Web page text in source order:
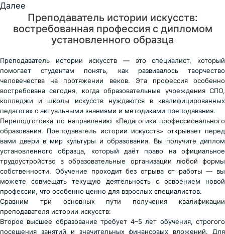
Далее
Преподаватель истории искусств:
востребованная профессия с дипломом
установленного образца
Преподаватель истории искусств — это специалист, который
помогает студентам понять, как развивалось творчество
человечества на протяжении веков. Эта профессия особенно
востребована сегодня, когда образовательные учреждения СПО,
колледжи и школы искусств нуждаются в квалифицированных
педагогах с актуальными знаниями и методиками преподавания.
Переподготовка по направлению «Педагогика профессионального
образования. Преподаватель истории искусств» открывает перед
вами двери в мир культуры и образования. Вы получите диплом
установленного образца, который даёт право на официальное
трудоустройство в образовательные организации любой формы
собственности. Обучение проходит без отрыва от работы — вы
можете совмещать текущую деятельность с освоением новой
профессии, что особенно ценно для взрослых специалистов.
Сравним три основных пути получения квалификации
преподавателя истории искусств:
Второе высшее образование требует 4–5 лет обучения, строгого
посещения занятий и значительных финансовых вложений. Для